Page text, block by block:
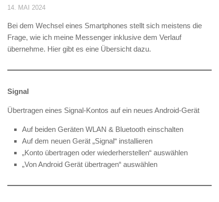
14. MAI 2024
Bei dem Wechsel eines Smartphones stellt sich meistens die
Frage, wie ich meine Messenger inklusive dem Verlauf
übernehme. Hier gibt es eine Übersicht dazu.
Signal
Übertragen eines Signal-Kontos auf ein neues Android-Gerät
Auf beiden Geräten WLAN & Bluetooth einschalten
Auf dem neuen Gerät „Signal“ installieren
„Konto übertragen oder wiederherstellen“ auswählen
„Von Android Gerät übertragen“ auswählen